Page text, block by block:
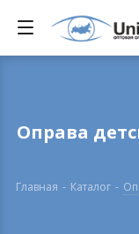
Оправа
Главная - Каталог -